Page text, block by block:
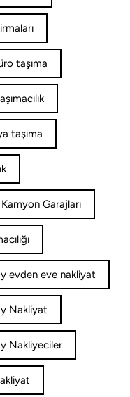
taşıma
taşıma
Kamyon Garajları
evden eve nakliyat
Nakliyat
Nakliyeciler